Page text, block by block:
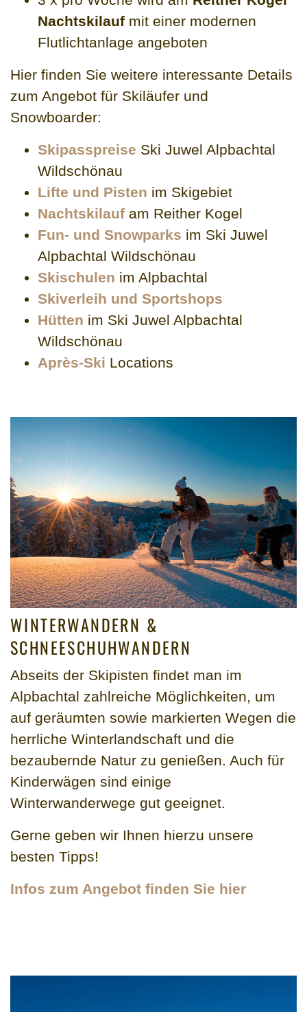
Nachtskilauf mit einer modernen
Flutlichtanlage angeboten
Hier finden Sie weitere interessante Details
zum Angebot für Skiläufer und
Snowboarder:
Skipasspreise Ski Juwel Alpbachtal
Wildschönau
Lifte und Pisten im Skigebiet
Nachtskilauf am Reither Kogel
Fun- und Snowparks im Ski Juwel
Alpbachtal Wildschönau
Skischulen im Alpbachtal
Skiverleih und Sportshops
Hütten im Ski Juwel Alpbachtal
Wildschönau
Après-Ski Locations
WINTERWANDERN &
SCHNEESCHUHWANDERN
Abseits der Skipisten findet man im
Alpbachtal zahlreiche Möglichkeiten, um
auf geräumten sowie markierten Wegen die
herrliche Winterlandschaft und die
bezaubernde Natur zu genießen. Auch für
Kinderwägen sind einige
Winterwanderwege gut geeignet.
Gerne geben wir Ihnen hierzu unsere
besten Tipps!
Infos zum Angebot finden Sie hier